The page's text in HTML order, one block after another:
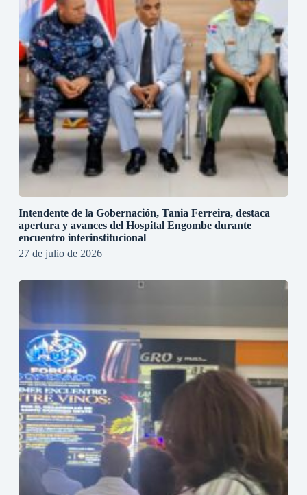
Intendente de la Gobernación, Tania Ferreira, destaca
apertura y avances del Hospital Engombe durante
encuentro interinstitucional
27 de julio de 2026